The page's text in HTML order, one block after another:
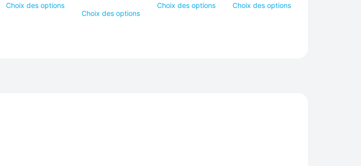
Choix des options
Choix des options
Choix des options Choix des options